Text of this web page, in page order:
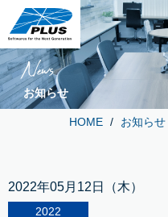
News
お知らせ
HOME お知らせ
2022年05月12日（木）
2022